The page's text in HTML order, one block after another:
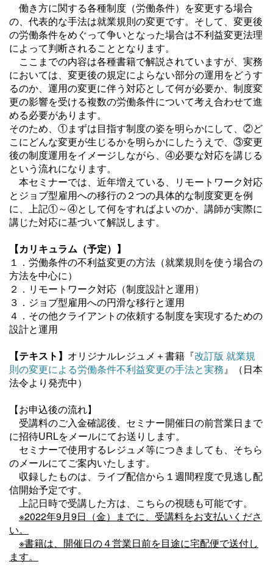
働き方に関する各種制度（労働条件）を変更する場合
の、代表的な手法は就業規則の変更です。そして、変更後
の労働条件をめぐって争いとなった場合は不利益変更法理
によって判断されることとなります。
ここまでの内容は各種書籍で解説されていますが、実務
においては、変更後の規定によらない部分の運用をどうす
るのか、運用の変更に伴う対応として何が必要か、制度変
更の影響を受ける複数の労働条件について考え合わせて進
める必要があります。
そのため、①まずは目指す制度の姿を明らかにして、②ど
こにどんな変更が生じるかを明らかにしたうえで、③変更
後の制度運用をイメージしながら、④必要な対応を講じる
という流れになります。
本セミナーでは、近年増えている、リモートワーク対応
とジョブ型雇用への移行の２つの具体的な制度変更を例
に、上記①～④として何をすればよいのか、講師が実際に
講じた対応に基づいて解説します。
【カリキュラム（予定） 】
１．労働条件の不利益変更の方法（就業規則を使う場合の
方法を中心に）
２．リモートワーク対応（制度設計と運用）
３．ジョブ型雇用への円滑な移行と運用
４．その他クライアントの依頼する制度を実現するための
設計と運用
【テキスト 】 オリジナルレジュメ＋書籍 『改訂版 就業規
則の変更による労働条件不利益変更の手法と実務』（日本
法令より発売中）
【お申込後の流れ】
受講料のご入金確認後、セミナー開催日の前営業日まで
に招待URLをメールにてお送りします。
セミナーで使用するレジュメ等につきましても、 そちら
のメールにてご案内いたします。
収録したものは、 ライブ配信から１週間程度で見逃し配
信開始予定です。
上記日時で受講した方は、こちらの視聴も可能です。
※2022年9月9日（金）までに、受講料をお支払いくださ
い。
※書籍は、開催日の４営業日前を目途に宅配便で送付し
ます。